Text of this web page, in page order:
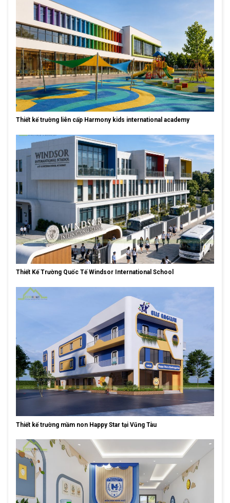
Thiết kế trường liên cấp Harmony kids international academy
Thiết Kế Trường Quốc Tế Windsor International School
Thiết kế trường mầm non Happy Star tại Vũng Tàu